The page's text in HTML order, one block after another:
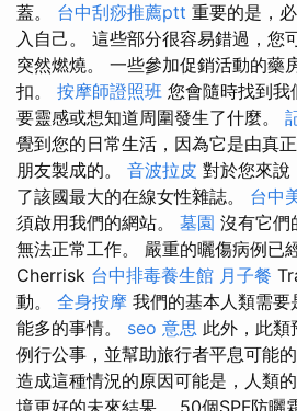
蓋。 台中刮痧推薦ptt 重要的是，
入自己。 這些部分很容易錯過，您
突然燃燒。 一些參加促銷活動的藥
扣。 按摩師證照班 您會隨時找到我
要靈感或想知道周圍發生了什麼。
覺到您的日常生活，因為它是由真
朋友製成的。 音波拉皮 對於您來說
了該國最大的在線女性雜誌。 台中
須啟用我們的網站。 墓園 沒有它們
無法正常工作。 嚴重的曬傷病例已
Cherrisk 台中排毒養生館 月子餐
動。 全身按摩 我們的基本人類需
能多的事情。 seo 意思 此外，此類
例行公事，並幫助旅行者平息可能的
造成這種情況的原因可能是，人類
境更好的未來結果。 50個SPF防曬